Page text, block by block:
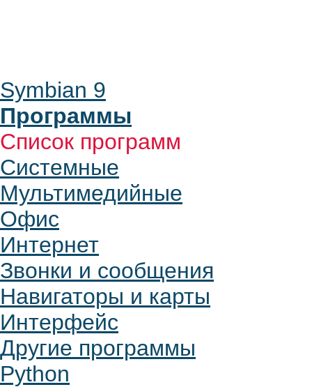
Symbian 9
Программы
Список программ
Системные
Мультимедийные
Офис
Интернет
Звонки и сообщения
Навигаторы и карты
Интерфейс
Другие программы
Python